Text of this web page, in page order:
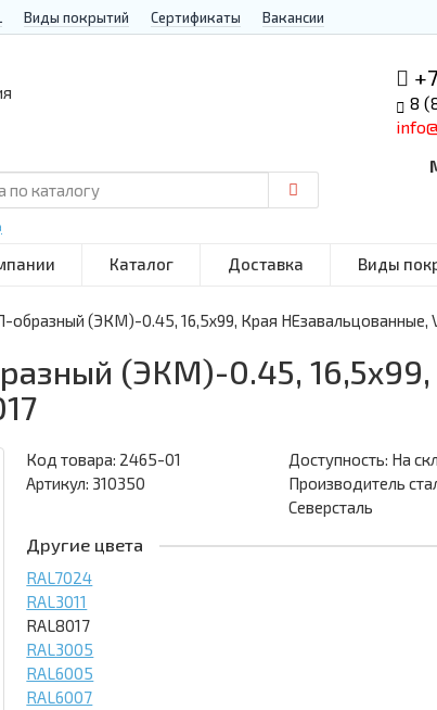
Виды покрытий Сертификаты Вакансии
8
Каталог Доставка Виды
образный (ЭКМ)-0.45, 16,5х99, Края НЕзавальцованные,
(ЭКМ)-0.45, 16,5х99,
Код товара: 2465-01
Доступность: На
Артикул: 310350
Производитель
Северсталь
Другие цвета
RAL7024
RAL3011
RAL8017
RAL3005
RAL6005
RAL6007